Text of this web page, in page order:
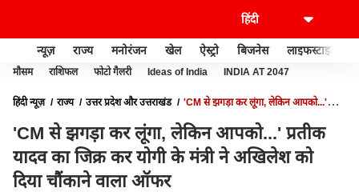
न्यूज़ राज्य मनोरंजन खेल ऐस्ट्रो बिजनेस लाइफस्टाइल
मौसम राशिफल फोटो गैलरी Ideas of India INDIA AT 2047
हिंदी न्यूज़ राज्य उत्तर प्रदेश और उत्तराखंड
'CM से झगड़ा कर लूंगा, लेकिन आपको...'
'CM से झगड़ा कर लूंगा, लेकिन आपको...' प्रतीक
यादव का जिक्र कर योगी के मंत्री ने अखिलेश को
दिया चौंकाने वाला ऑफर